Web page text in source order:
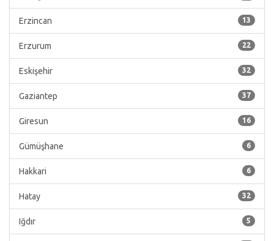
13
Erzincan
22
Erzurum
32
Eskişehir
37
Gaziantep
16
Giresun
6
Gümüşhane
6
Hakkari
32
Hatay
5
Iğdır